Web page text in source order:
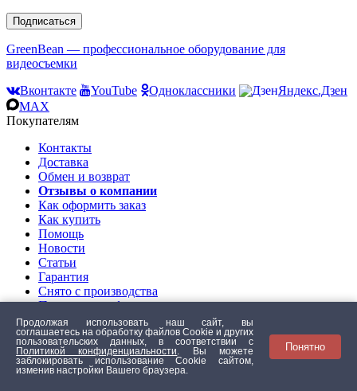
Подписаться
GreenBean — профессиональное оборудование для
видеосъемки
Вконтакте
YouTube Одноклассники
Яндекс.Дзен
MAX
Покупателям
Контакты
Доставка
Обмен и возврат
Отзывы о компании
Как оформить заказ
Как купить
Помощь
Новости
Статьи
Гарантия
Снято с производства
Политика конфиденц.
Согласие использования
Обработка данных
Оптовикам
О нас
Продолжая использовать наш сайт, вы
соглашаетесь на обработку файлов Сookie и других
пользовательских данных, в соответствии с
Политикой конфиденциальности
. Вы можете
заблокировать использование Cookie сайтом,
изменив настройки Вашего браузера.
Понятно